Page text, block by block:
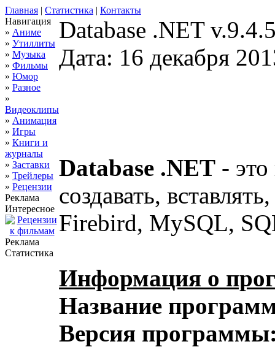
Главная | Статистика | Контакты
Навигация
» Аниме
» Утиллиты
» Музыка
» Фильмы
» Юмор
» Разное
»
Видеоклипы
» Анимация
» Игры
» Книги и
журналы
» Заставки
» Трейлеры
» Рецензии
Реклама
Интересное
Реклама
Статистика
Database .NET
Дата: 16 декабря
Database .NET -
создавать,
Firebird, MySQL,
Информация о
Название
Версия